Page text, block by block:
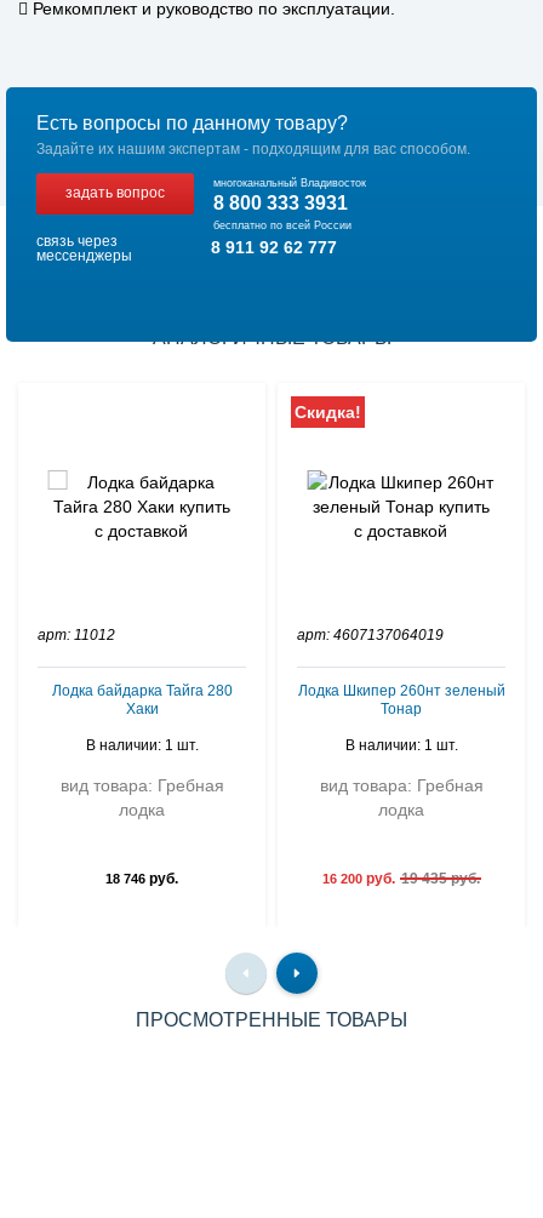
 Ремкомплект и руководство по эксплуатации.
Есть вопросы по данному товару?
Задайте их нашим экспертам - подходящим для вас способом.
задать вопрос
многоканальный Владивосток
8 800 333 3931
бесплатно по всей России
связь через
мессенджеры
8 911 92 62 777
АНАЛОГИЧНЫЕ ТОВАРЫ
арт: 11012
Лодка байдарка Тайга 280
Хаки
В наличии: 1 шт.
вид товара: Гребная
лодка
18 746 руб.
Скидка!
арт: 4607137064019
Лодка Шкипер 260нт зеленый
Тонар
В наличии: 1 шт.
вид товара: Гребная
лодка
16 200 руб. 19 435 руб.
ПРОСМОТРЕННЫЕ ТОВАРЫ